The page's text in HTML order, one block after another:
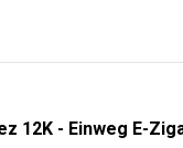
12K - Einweg E-